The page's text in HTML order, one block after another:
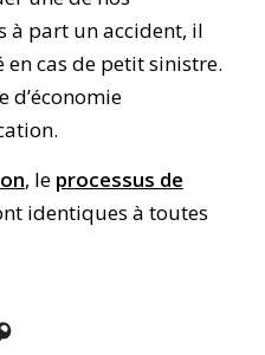
à part un accident, il
en cas de petit sinistre.
d’économie
, le processus de
identiques à toutes